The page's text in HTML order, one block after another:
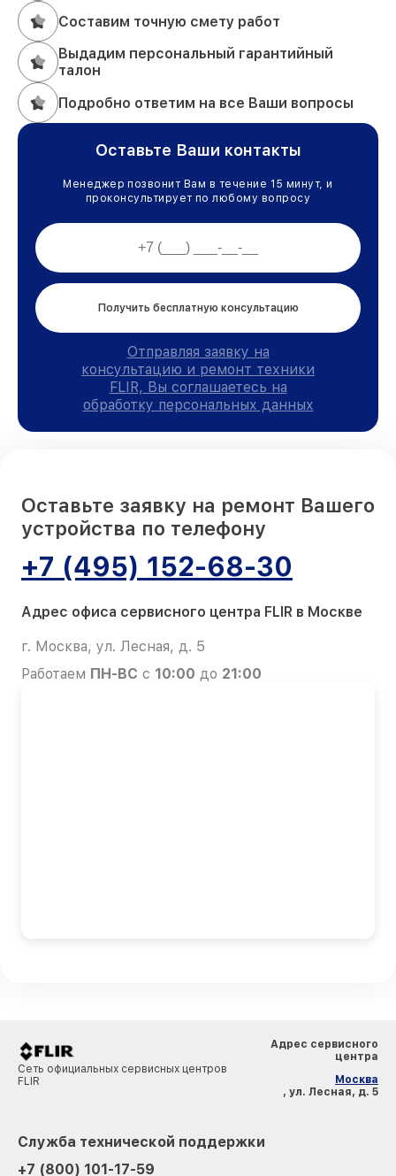
Составим точную смету работ
Выдадим персональный гарантийный
талон
Подробно ответим на все Ваши вопросы
Оставьте Ваши контакты
Менеджер позвонит Вам в течение 15 минут, и
проконсультирует по любому вопросу
Получить бесплатную консультацию
Отправляя заявку на
консультацию и ремонт техники
FLIR, Вы соглашаетесь на
обработку персональных данных
Оставьте заявку на ремонт Вашего
устройства по телефону
+7 (495) 152-68-30
Адрес офиса сервисного центра FLIR в Москве
г. Москва, ул. Лесная, д. 5
Работаем ПН-ВС с 10:00 до 21:00
Сеть официальных сервисных центров
FLIR
Адрес сервисного
центра
Москва
, ул. Лесная, д. 5
Служба технической поддержки
+7 (800) 101-17-59